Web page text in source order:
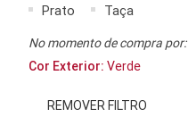
Prato
Taça
No momento de compra por:
Cor Exterior: Verde
REMOVER FILTRO